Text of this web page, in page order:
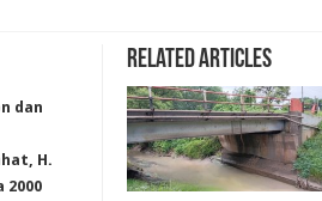
Related Articles
dan
H.
2000